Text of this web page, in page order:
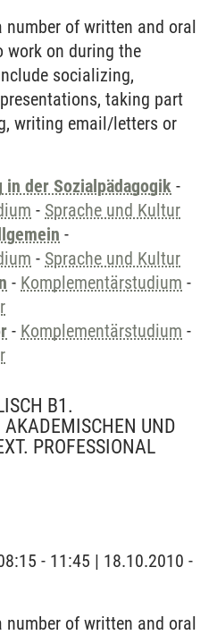
number of written and oral
on during the
socializing,
taking part
writing email/letters or
der Sozialpädagogik -
- Sprache und Kultur
-
- Sprache und Kultur
- Komplementärstudium -
- Komplementärstudium -
B1.
UND
PROFESSIONAL
- 11:45 | 18.10.2010 -
number of written and oral